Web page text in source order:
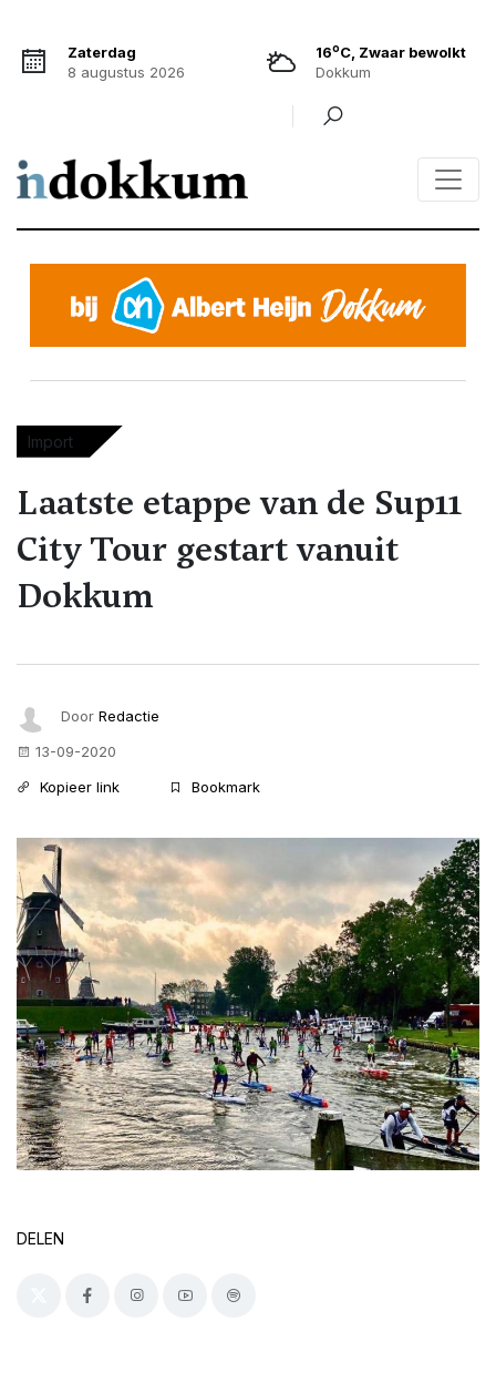
Zaterdag
8 augustus 2026
16oC, Zwaar bewolkt
Dokkum
Import
Laatste etappe van de Sup11
City Tour gestart vanuit
Dokkum
Door Redactie
13-09-2020
Kopieer link
Bookmark
DELEN